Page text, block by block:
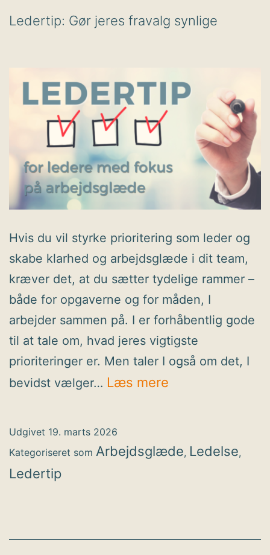
Ledertip: Gør jeres fravalg synlige
Hvis du vil styrke prioritering som leder og
skabe klarhed og arbejdsglæde i dit team,
kræver det, at du sætter tydelige rammer –
både for opgaverne og for måden, I
arbejder sammen på. I er forhåbentlig gode
til at tale om, hvad jeres vigtigste
prioriteringer er. Men taler I også om det, I
bevidst vælger… Læs mere
fravalg
Udgivet 19. marts 2026
Kategoriseret som Arbejdsglæde, Ledelse,
Ledertip